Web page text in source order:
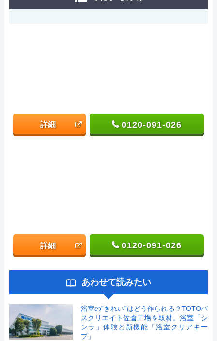
詳細 0120-091-026
詳細 0120-091-026
あわせて読みたい
浴室の”きれい”はどう作られる？TOTOバ
スクリエイト佐倉工場を取材。浴室「シ
ンラ」体験と新機能「浴室クリアキー
プ」